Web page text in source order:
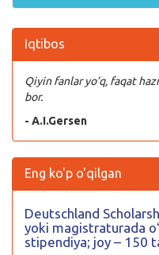
Iqtibos
Qiyin fanlar yo’q, faqat
bor.
- A.I.Gersen
Eng ko'p o'qilgan
Deutschland
yoki magistraturada
stipendiya; joy – 150